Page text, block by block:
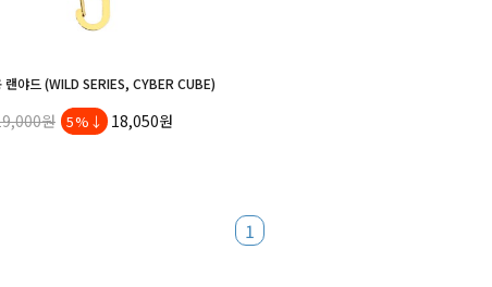
랜야드 (WILD SERIES, CYBER CUBE)
원 5%↓ 18,050원
1